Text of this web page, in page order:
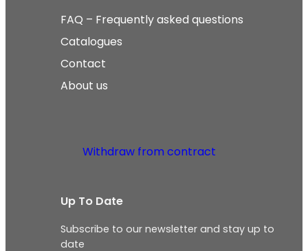
FAQ – Frequently asked questions
Catalogues
Contact
About us
Withdraw from contract
Up To Date
Subscribe to our newsletter and stay up to
date